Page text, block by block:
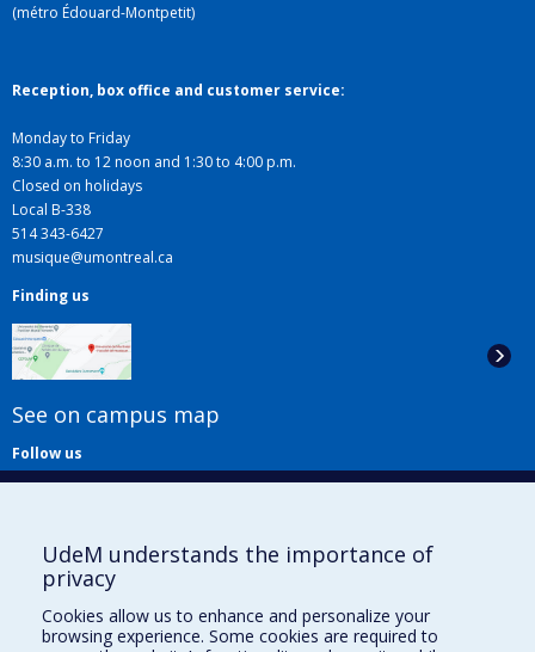
(métro Édouard-Montpetit)
Reception, box office and customer service:
Monday to Friday
8:30 a.m. to 12 noon and 1:30 to 4:00 p.m.
Closed on holidays
Local B-338
514 343-6427
musique@umontreal.ca
Finding us
See on campus map
Follow us
Useful links
UdeM understands the importance of
privacy
Cookies allow us to enhance and personalize your
browsing experience. Some cookies are required to